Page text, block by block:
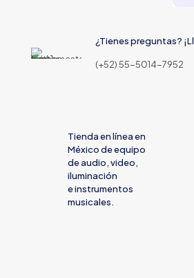
¿Tienes preguntas?
(+52) 55-5014-7952
Tienda en línea en
México de equipo
de audio, video,
iluminación
e instrumentos
musicales.